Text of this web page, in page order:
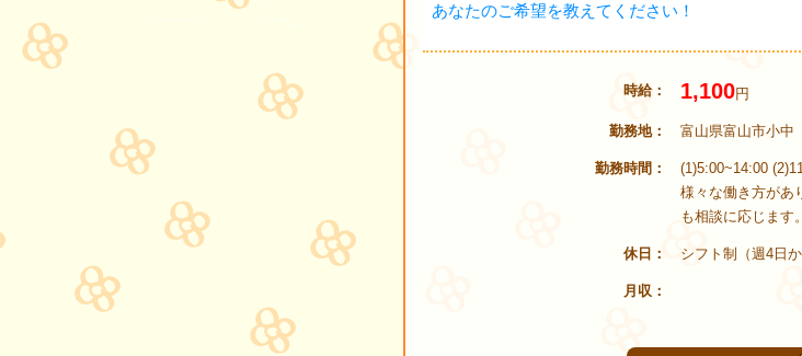
あなたのご希望を教えてください！
時給 1,100円
勤務地 富山県富山市小中
勤務時間
(1)5:00~14:00
様々な働き方があ
も相談に応じます。
休日 シフト制（週4日か
月収